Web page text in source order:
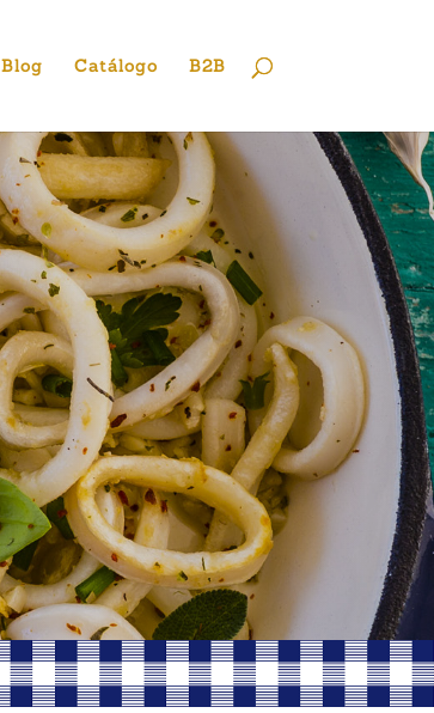
Blog Catálogo B2B